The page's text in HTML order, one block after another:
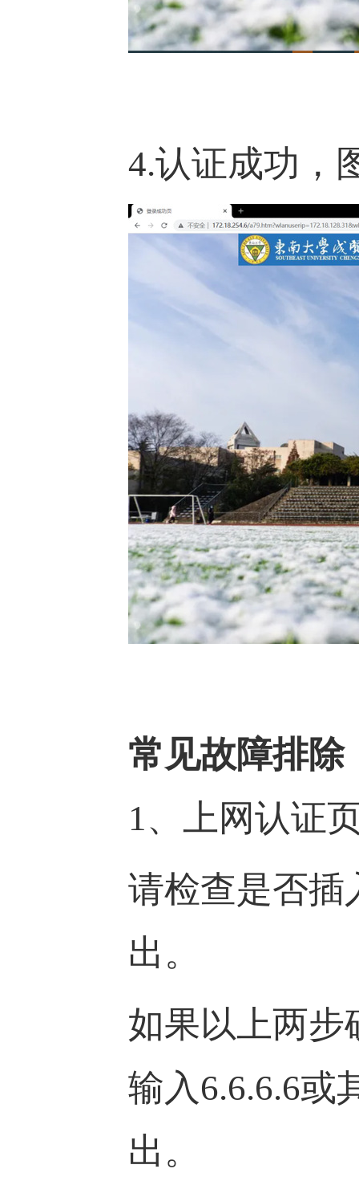
4.认证成功，
常见故障排除
1、上网认证
请检查是否插
出。
如果以上两步
输入6.6.6.6或
出。